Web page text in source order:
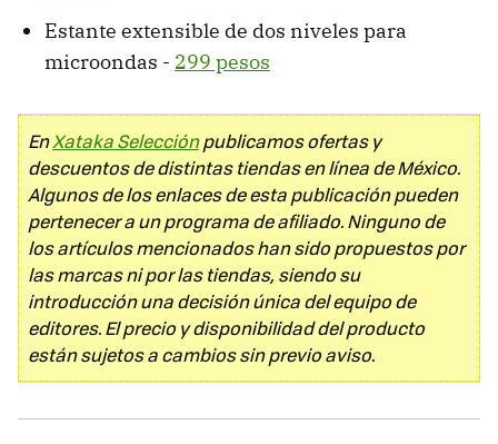
Estante extensible de dos niveles para
microondas - 299 pesos
EnXataka Selecciónpublicamos ofertas y
descuentos de distintas tiendas en línea de México.
Algunos de los enlaces de esta publicación pueden
pertenecer a un programa de afiliado. Ninguno de
los artículos mencionados han sido propuestos por
las marcas ni por las tiendas, siendo su
introducción una decisión única del equipo de
editores. El precio y disponibilidad del producto
están sujetos a cambios sin previo aviso.